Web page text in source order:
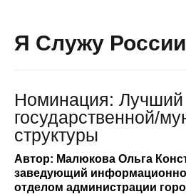
Я Служу России
Номинация: Лучший
государственной/
структуры
Автор: Малюкова Ольга
заведующий
отделом администрации